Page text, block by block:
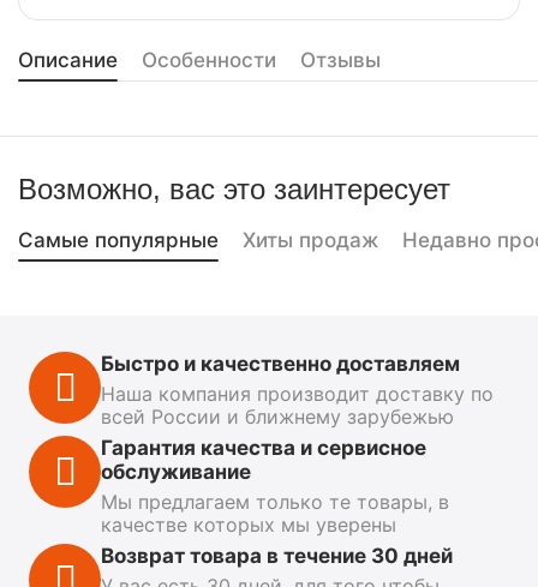
Описание Особенности Отзывы
Возможно, вас это заинтересует
Самые популярные Хиты продаж Недавно
Быстро и качественно доставляем
Наша компания производит доставку по
всей России и ближнему зарубежью
Гарантия качества и сервисное
обслуживание
Мы предлагаем только те товары, в
качестве которых мы уверены
Возврат товара в течение 30 дней